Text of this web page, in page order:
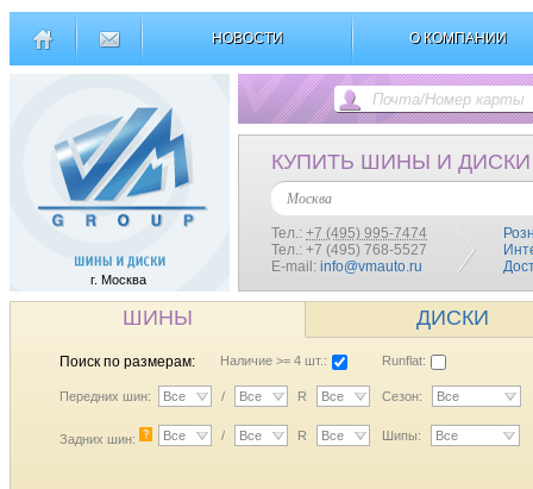
НОВОСТИ О КОМПАНИИ
г. Москва
КУПИТЬ ШИНЫ И ДИСКИ
Москва
Тел.: +7 (495) 995-7474
Тел.: +7 (495) 768-5527
E-mail: info@vmauto.ru
ШИНЫ ДИСКИ
Поиск по размерам: Наличие >= 4 шт.: Runflat:
Передних шин: Все / Все R Все Сезон: Все
Задних шин: ? Все / Все R Все Шипы: Все